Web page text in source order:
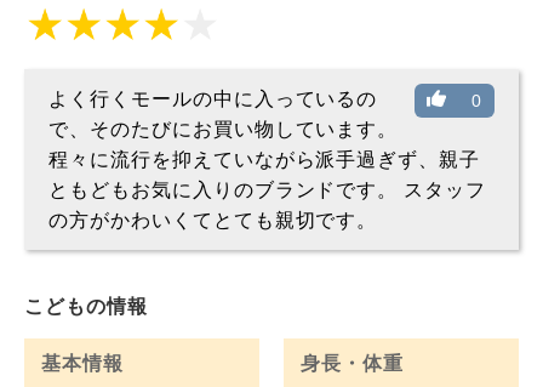
0
よく行くモールの中に入っているの
で、そのたびにお買い物しています。
程々に流行を抑えていながら派手過ぎず、親子
ともどもお気に入りのブランドです。 スタッフ
の方がかわいくてとても親切です。
こどもの情報
基本情報 身長・体重